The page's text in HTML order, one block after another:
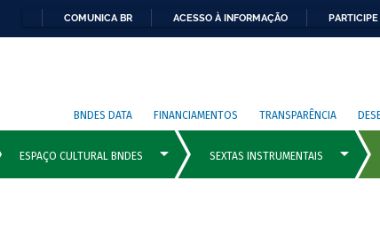
COMUNICA BR ACESSO À INFORMAÇÃO PARTICIPE
BNDES DATA FINANCIAMENTOS TRANSPARÊNCIA